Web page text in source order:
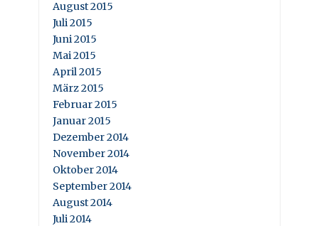
August 2015
Juli 2015
Juni 2015
Mai 2015
April 2015
März 2015
Februar 2015
Januar 2015
Dezember 2014
November 2014
Oktober 2014
September 2014
August 2014
Juli 2014